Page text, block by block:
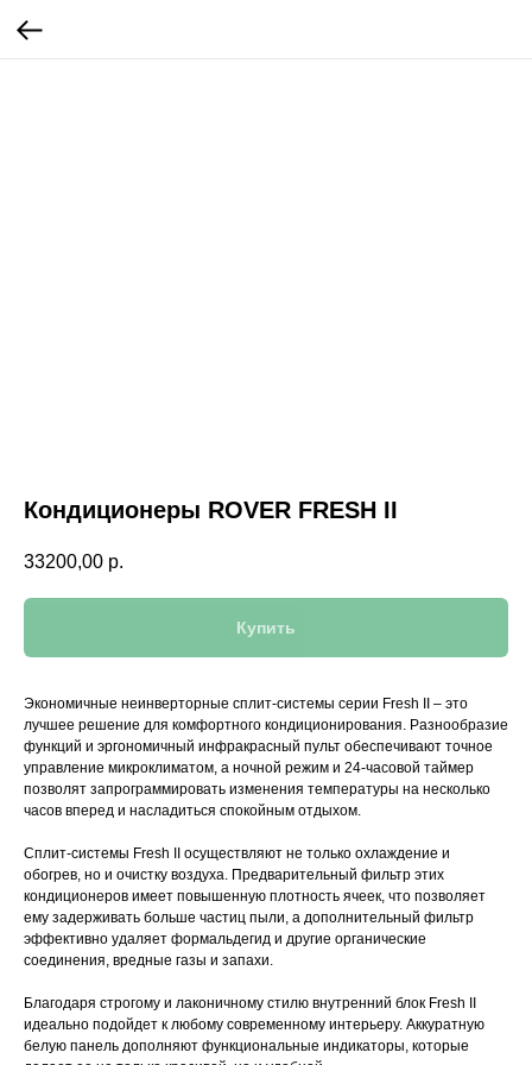
Кондиционеры ROVER FRESH II
33200,00 р.
Купить
Экономичные неинверторные сплит-системы серии Fresh II – это
лучшее решение для комфортного кондиционирования. Разнообразие
функций и эргономичный инфракрасный пульт обеспечивают точное
управление микроклиматом, а ночной режим и 24-часовой таймер
позволят запрограммировать изменения температуры на несколько
часов вперед и насладиться спокойным отдыхом.
Сплит-системы Fresh II осуществляют не только охлаждение и
обогрев, но и очистку воздуха. Предварительный фильтр этих
кондиционеров имеет повышенную плотность ячеек, что позволяет
ему задерживать больше частиц пыли, а дополнительный фильтр
эффективно удаляет формальдегид и другие органические
соединения, вредные газы и запахи.
Благодаря строгому и лаконичному стилю внутренний блок Fresh II
идеально подойдет к любому современному интерьеру. Аккуратную
белую панель дополняют функциональные индикаторы, которые